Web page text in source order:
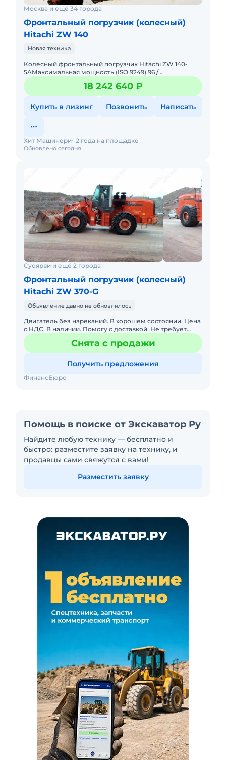
Москва и ещё 34 города
Фронтальный погрузчик (колесный)
Hitachi ZW 140
Новая техника
Колесный фронтальный погрузчик Hitachi ZW 140-
5AМаксимальная мощность (ISO 9249) 96 /
129Эксплуатационная масса 10 240 кгЕмкость ковша «с
шапкой» (I
18 242 640 ₽
Купить в лизинг Позвонить Написать
Обновлено сегодня
Хит Машинери 2 года на площадке
Суоярви и ещё 2 города
Фронтальный погрузчик (колесный)
Hitachi ZW 370-G
Объявление давно не обновлялось
Двигатель без нареканий. В хорошем состоянии. Цена
с НДС. В наличии. Помогу с доставкой. Не требует
вложений. Обслуживалась у оф. дилера. Готова к
эксплуатации.
Снята с продажи
Получить предложения
ФинансБюро
Помощь в поиске от Экскаватор Ру
Найдите любую технику — бесплатно и
быстро: разместите заявку на технику, и
продавцы сами свяжутся с вами!
Разместить заявку